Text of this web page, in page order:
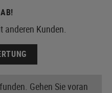
anderen Kunden.
Gehen Sie voran